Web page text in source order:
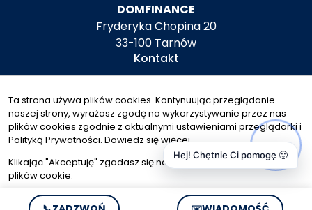
DOMFINANCE
Fryderyka Chopina 20
33-100 Tarnów
Kontakt
+48 792 604 708
Znajdziesz nas tu
© 2026 Wszystkie prawa zastrzeżone | Program dla biur
Ta strona używa plików cookies. Kontynuując przeglądanie
naszej strony, wyrażasz zgodę na wykorzystywanie przez nas
plików cookies zgodnie z aktualnymi ustawieniami przeglądarki i
Polityką Prywatności. Dowiedz się więcej
Klikając "Akceptuję" zgadasz się na wykorzystywanie przez nas
plików cookie.
Akceptuję
Hej! Chętnie Ci pomogę 🙂